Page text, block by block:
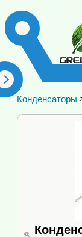
Конденсаторы